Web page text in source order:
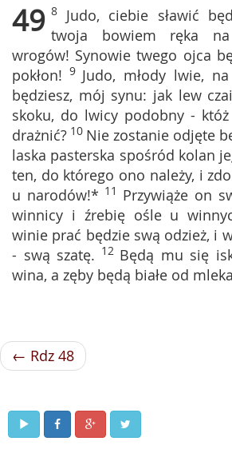
49 8 Judo, ciebie sławić
twoja bowiem ręka
wrogów! Synowie twego ojca
pokłon! 9 Judo, młody lwie,
będziesz, mój synu: jak lew
skoku, do lwicy podobny -
drażnić? 10 Nie zostanie odjęte
laska pasterska spośród kolan
ten, do którego ono należy, i
u narodów!* 11 Przywiąże on
winnicy i źrebię ośle u
winie prać będzie swą odzież, i
- swą szatę. 12 Będą mu się
wina, a zęby będą białe od
← Rdz 48